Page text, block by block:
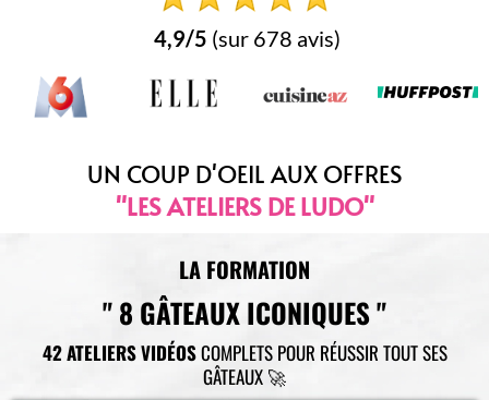
4,9/5 (sur 678 avis)​
UN COUP D'OEIL AUX OFFRES
"LES ATELIERS DE LUDO"
LA FORMATION
" 8 GÂTEAUX ICONIQUES "
42 ATELIERS VIDÉOSCOMPLETS POUR RÉUSSIR TOUT SES
GÂTEAUX 🚀